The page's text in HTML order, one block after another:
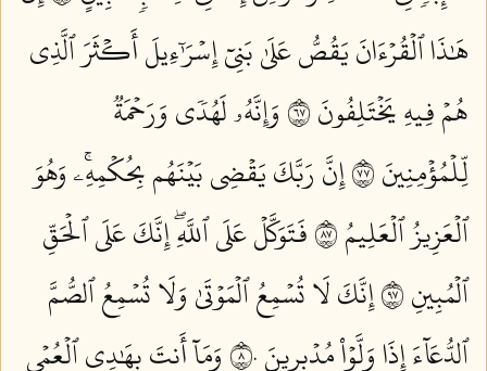
هَٰذَا ٱلۡقُرۡءَانَ يَقُصُّ عَلَىٰ بَنِيٓ إِسۡرَٰٓءِيلَ أَكۡثَرَ ٱلَّذِي
هُمۡ فِيهِ يَخۡتَلِفُونَ ٧٦
وَإِنَّهُۥ لَهُدٗى وَرَحۡمَةٞ
لِّلۡمُؤۡمِنِينَ ٧٧
إِنَّ رَبَّكَ يَقۡضِي بَيۡنَهُم بِحُكۡمِهِۦۚ وَهُوَ
ٱلۡعَزِيزُ ٱلۡعَلِيمُ ٧٨
فَتَوَكَّلۡ عَلَى ٱللَّهِۖ إِنَّكَ عَلَى ٱلۡحَقِّ
ٱلۡمُبِينِ ٧٩
إِنَّكَ لَا تُسۡمِعُ ٱلۡمَوۡتَىٰ وَلَا تُسۡمِعُ ٱلصُّمَّ
ٱلدُّعَآءَ إِذَا وَلَّوۡاْ مُدۡبِرِينَ ٨٠
وَمَآ أَنتَ بِهَٰدِي ٱلۡعُمۡيِ